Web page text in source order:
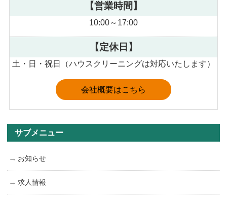
【営業時間】
10:00～17:00
【定休日】
土・日・祝日（ハウスクリーニングは対応いたします）
会社概要はこちら
サブメニュー
お知らせ
求人情報